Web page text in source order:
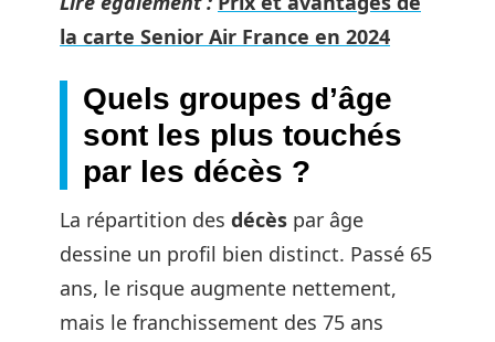
la carte Senior Air France en 2024
Quels groupes d’âge
sont les plus touchés
par les décès ?
La répartition des décès par âge
dessine un profil bien distinct. Passé 65
ans, le risque augmente nettement,
mais le franchissement des 75 ans